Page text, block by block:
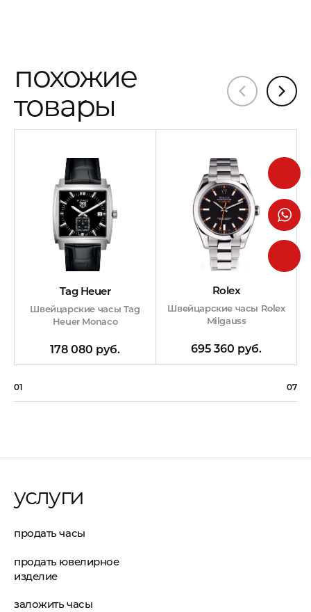
похожие
товары
Tag Heuer
Швейцарские часы Tag
Heuer Monaco
178 080 руб.
Rolex
Швейцарские часы Rolex
Milgauss
695 360 руб.
01 07
услуги
продать часы
продать ювелирное
изделие
заложить часы